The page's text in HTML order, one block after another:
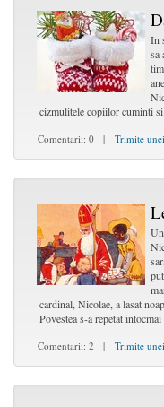
In
sa
cizmulitele copiilor cuminti
Comentarii: 0 | Trimite
cardinal, Nicolae, a lasat
Povestea s-a repetat
Comentarii: 2 | Trimite